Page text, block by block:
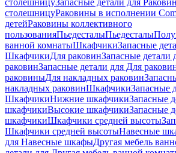
столешницуЗапасные детали для
столешницуРаковины в исполнении
детейРаковины коллективного
пользованияПьедесталыПьедесталы
ванной комнатыШкафчикиЗапасные
ШкафчикиДля раковинЗапасные детали
раковинЗапасные детали для Для
раковиныДля накладных pаковин
накладных pаковинШкафчикиЗапасные
ШкафчикиНижние шкафчикиЗапасные
шкафчикиВысокие шкафчикиЗапасные
шкафчикиШкафчики средней высоты
Шкафчики средней высотыНавесные
для Навесные шкафыДругая мебель